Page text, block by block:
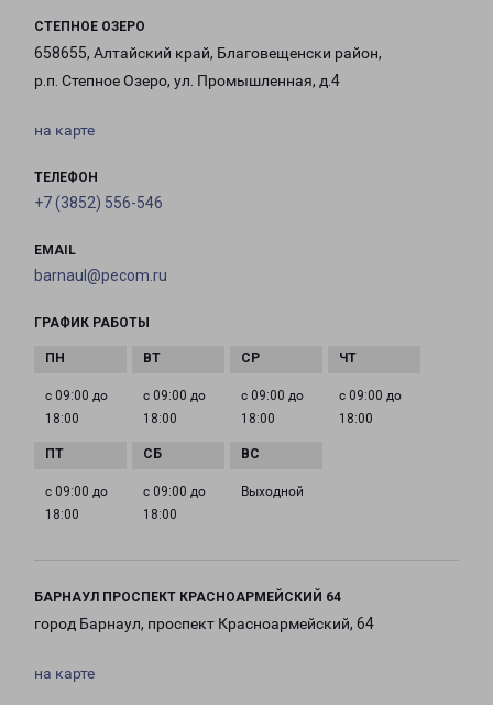
СТЕПНОЕ ОЗЕРО
658655, Алтайский край, Благовещенски район,
р.п. Степное Озеро, ул. Промышленная, д.4
на карте
ТЕЛЕФОН
+7 (3852) 556-546
EMAIL
barnaul@pecom.ru
ГРАФИК РАБОТЫ
с 09:00 до
18:00
с 09:00 до
18:00
с 09:00 до
18:00
с 09:00 до
18:00
с 09:00 до
18:00
с 09:00 до
18:00
Выходной
БАРНАУЛ ПРОСПЕКТ КРАСНОАРМЕЙСКИЙ 64
город Барнаул, проспект Красноармейский, 64
на карте